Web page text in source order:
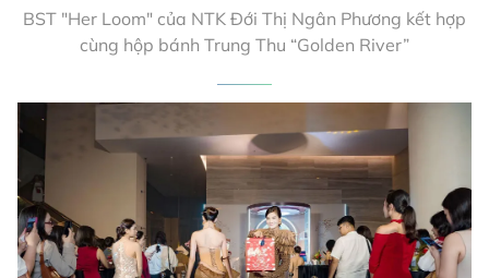
BST "Her Loom" của NTK Đới Thị Ngân Phương kết hợp
cùng hộp bánh Trung Thu “Golden River”